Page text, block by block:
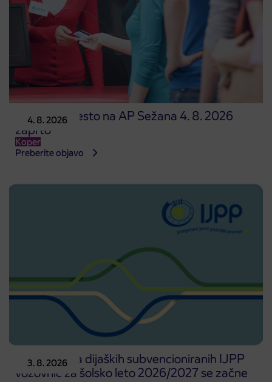
4. 8. 2026
Prodajno mesto na AP Sežana 4. 8. 2026
zaprto
Koper
Preberite objavo
3. 8. 2026
Predprodaja dijaških subvencioniranih IJPP
vozovnic za šolsko leto 2026/2027 se začne